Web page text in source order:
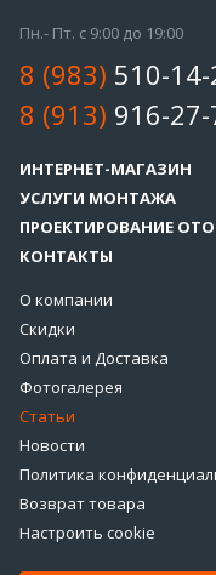
Пн.- Пт. с 9:00 до 19:00
8 (983) 510-14-
8 (913) 916-27-
ИНТЕРНЕТ-МАГАЗИН
УСЛУГИ МОНТАЖА
ПРОЕКТИРОВАНИЕ
КОНТАКТЫ
О компании
Скидки
Оплата и Доставка
Фотогалерея
Статьи
Новости
Политика
Возврат товара
Настроить cookie